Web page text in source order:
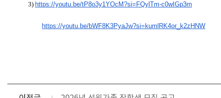
3) https://youtu.be/tP8o3y1YOcM?si=FQylTm-c0wIGp3rn
https://youtu.be/bWF8K3PyaJw?si=kumlRK4or_ k2zHNW